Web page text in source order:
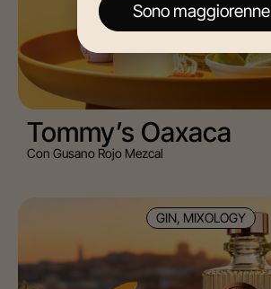
Tommy’s Oaxaca
Con Gusano Rojo Mezcal
GIN, MIXOLOGY
Sono maggiorenne